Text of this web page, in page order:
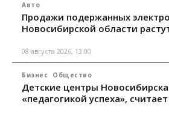
Авто
Продажи подержанных
Новосибирской области
08 августа 2026, 13:00
Бизнес Общество
Детские центры
«педагогикой успеха»,